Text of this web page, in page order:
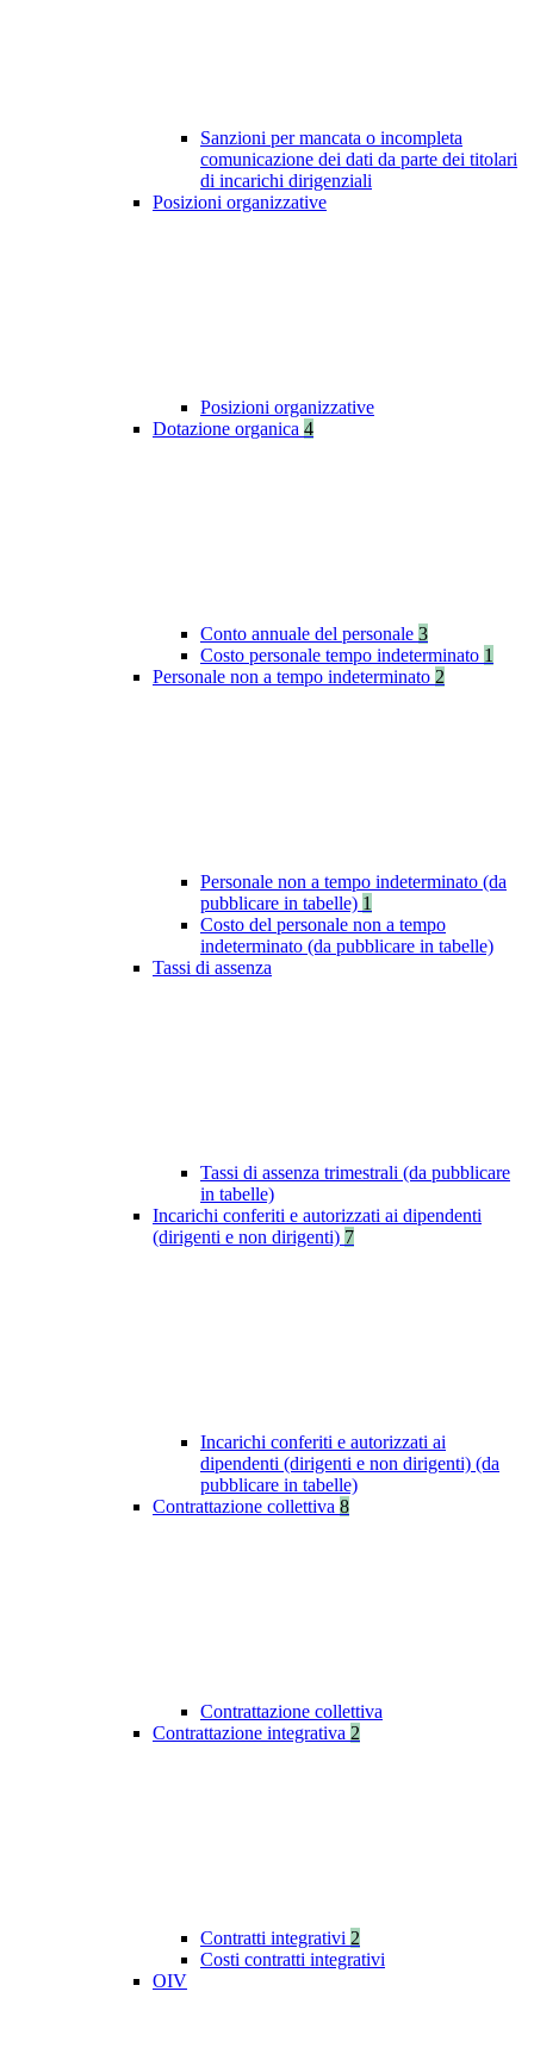
Sanzioni per mancata o incompleta
comunicazione dei dati da parte dei titolari
di incarichi dirigenziali
Posizioni organizzative
Posizioni organizzative
Dotazione organica 4
Conto annuale del personale 3
Costo personale tempo indeterminato 1
Personale non a tempo indeterminato 2
Personale non a tempo indeterminato (da
pubblicare in tabelle) 1
Costo del personale non a tempo
indeterminato (da pubblicare in tabelle)
Tassi di assenza
Tassi di assenza trimestrali (da pubblicare
in tabelle)
Incarichi conferiti e autorizzati ai dipendenti
(dirigenti e non dirigenti) 7
Incarichi conferiti e autorizzati ai
dipendenti (dirigenti e non dirigenti) (da
pubblicare in tabelle)
Contrattazione collettiva 8
Contrattazione collettiva
Contrattazione integrativa 2
Contratti integrativi 2
Costi contratti integrativi
OIV